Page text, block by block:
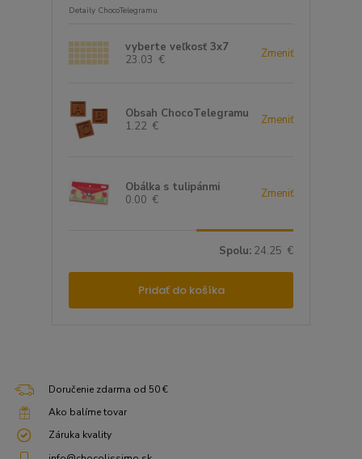
Detaily ChocoTelegramu
vyberte veľkosť 3x7
23.03 €
Zmeniť
Obsah ChocoTelegramu
1.22 €
Zmeniť
Obálka s tulipánmi
0.00 €
Zmeniť
Spolu: 24.25 €
Pridať do košíka
Doručenie zdarma od 50 €
Ako balíme tovar
Záruka kvality